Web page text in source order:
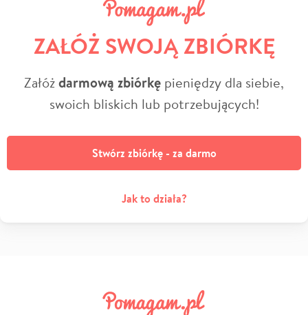
ZAŁÓŻ SWOJĄ ZBIÓRKĘ
Załóżdarmową zbiórkę pieniędzy dla siebie,
swoich bliskich lub potrzebujących!
Stwórz zbiórkę - za darmo
Jak to działa?